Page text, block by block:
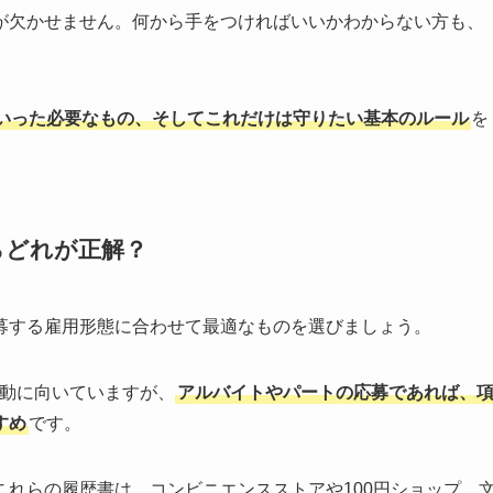
かせません。何から手をつければいいかわからない方も、
った必要なもの、そしてこれだけは守りたい基本のルール を
れが正解？
る雇用形態に合わせて最適なものを選びましょう。
に向いていますが、
アルバイトやパートの応募であれば、項
めです。
らの履歴書は、コンビニエンスストアや100円ショップ、